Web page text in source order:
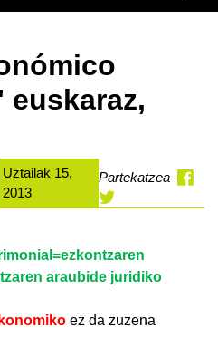
Uztailak 15,
2013
Partekatzea
=ezkontzaren
araubide juridiko
ez da zuzena